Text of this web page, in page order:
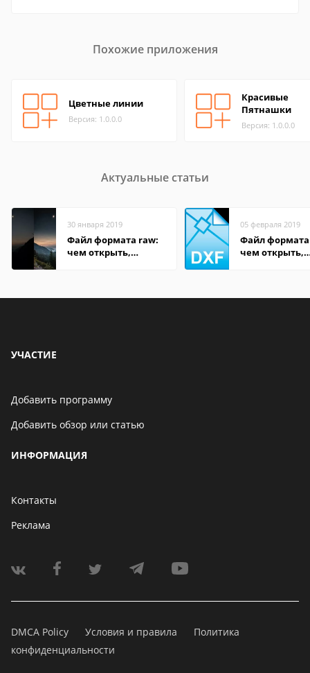
Похожие приложения
Цветные линии
Версия: 1.0.0.0
Красивые
Пятнашки
Версия: 1.0.0.0
Актуальные статьи
30 января 2019
Файл формата raw:
чем открыть,
05 февраля 2019
Файл формата
чем открыть,
УЧАСТИЕ
Добавить программу
Добавить обзор или статью
ИНФОРМАЦИЯ
Контакты
Реклама
DMCA Policy Условия и правила
Политика
конфиденциальности